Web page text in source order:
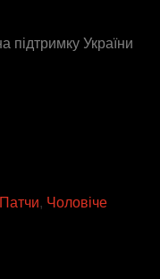
підтримку України
Патчи, Чоловіче